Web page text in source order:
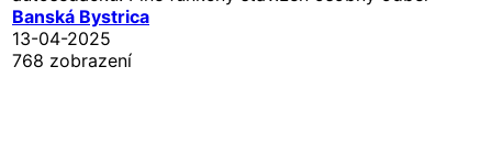
Banská Bystrica
13-04-2025
768 zobrazení